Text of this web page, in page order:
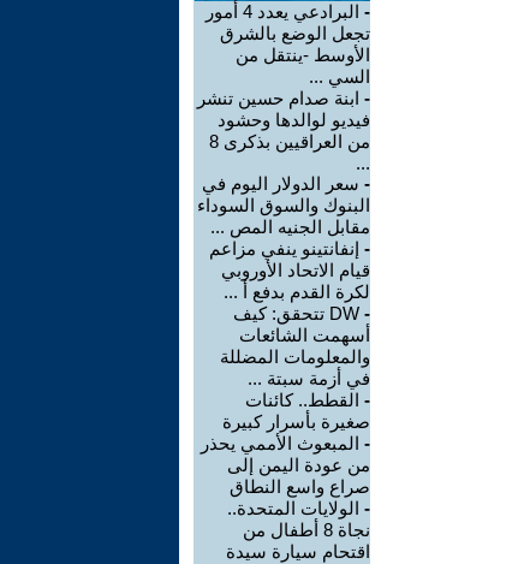
-
البرادعي يعدد 4 أمور
تجعل الوضع بالشرق
الأوسط -ينتقل من
السي ...
- ابنة صدام حسين تنشر
فيديو لوالدها وحشود
من العراقيين بذكرى 8
...
- سعر الدولار اليوم في
البنوك والسوق السوداء
مقابل الجنيه المص ...
- إنفانتينو ينفي مزاعم
قيام الاتحاد الأوروبي
لكرة القدم بدفع أ ...
-
DW تتحقق: كيف
أسهمت الشائعات
والمعلومات المضللة
في أزمة سبتة ...
- القطط.. كائنات
صغيرة بأسرار كبيرة
- المبعوث الأممي يحذر
من عودة اليمن إلى
صراع واسع النطاق
- الولايات المتحدة..
نجاة 8 أطفال من
اقتحام سيارة سيدة